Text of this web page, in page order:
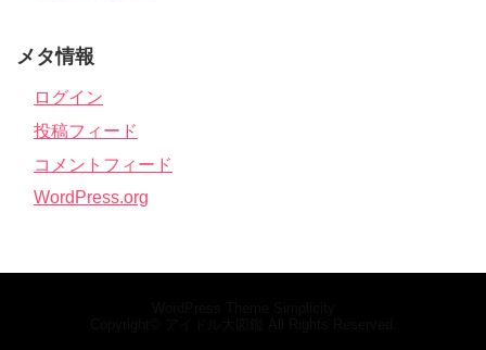
メタ情報
ログイン
投稿フィード
コメントフィード
WordPress.org